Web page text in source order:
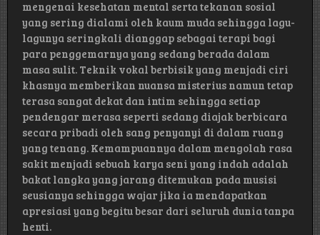
mengenai kesehatan mental serta tekanan sosial
yang sering dialami oleh kaum muda sehingga lagu-
lagunya seringkali dianggap sebagai terapi bagi
para penggemarnya yang sedang berada dalam
masa sulit. Teknik vokal berbisik yang menjadi ciri
khasnya memberikan nuansa misterius namun tetap
terasa sangat dekat dan intim sehingga setiap
pendengar merasa seperti sedang diajak berbicara
secara pribadi oleh sang penyanyi di dalam ruang
yang tenang. Kemampuannya dalam mengolah rasa
sakit menjadi sebuah karya seni yang indah adalah
bakat langka yang jarang ditemukan pada musisi
seusianya sehingga wajar jika ia mendapatkan
apresiasi yang begitu besar dari seluruh dunia tanpa
henti.